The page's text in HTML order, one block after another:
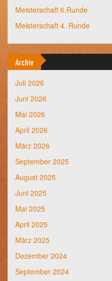
Meisterschaft 6.Runde
Meisterschaft 4. Runde
Archiv
Juli 2026
Juni 2026
Mai 2026
April 2026
März 2026
September 2025
August 2025
Juni 2025
Mai 2025
April 2025
März 2025
Dezember 2024
September 2024